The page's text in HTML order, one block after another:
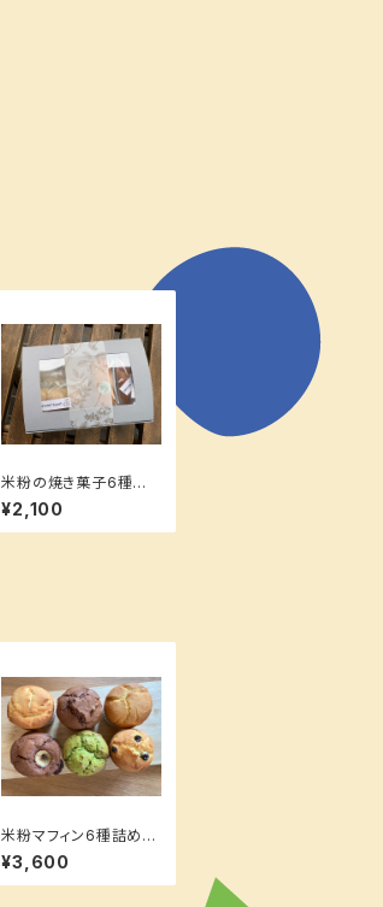
米粉の焼き菓子6種詰
め合わせ
¥2,100
米粉マフィン6種詰め合
わせ[9個入り]
¥3,600